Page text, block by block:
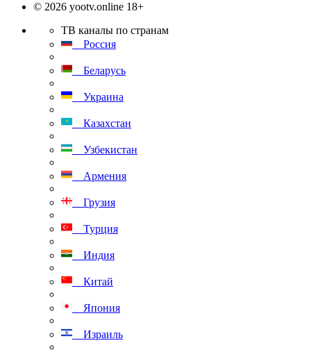
© 2026 yootv.online 18+
ТВ каналы по странам
Россия
Беларусь
Украина
Казахстан
Узбекистан
Армения
Грузия
Турция
Индия
Китай
Япония
Израиль